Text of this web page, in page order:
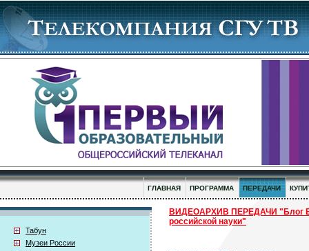
ГЛАВНАЯ ПРОГРАММА ПЕРЕДАЧИ
Табун
Музеи России
ВИДЕОАРХИВ ПЕРЕДАЧИ "Блог
российской науки"